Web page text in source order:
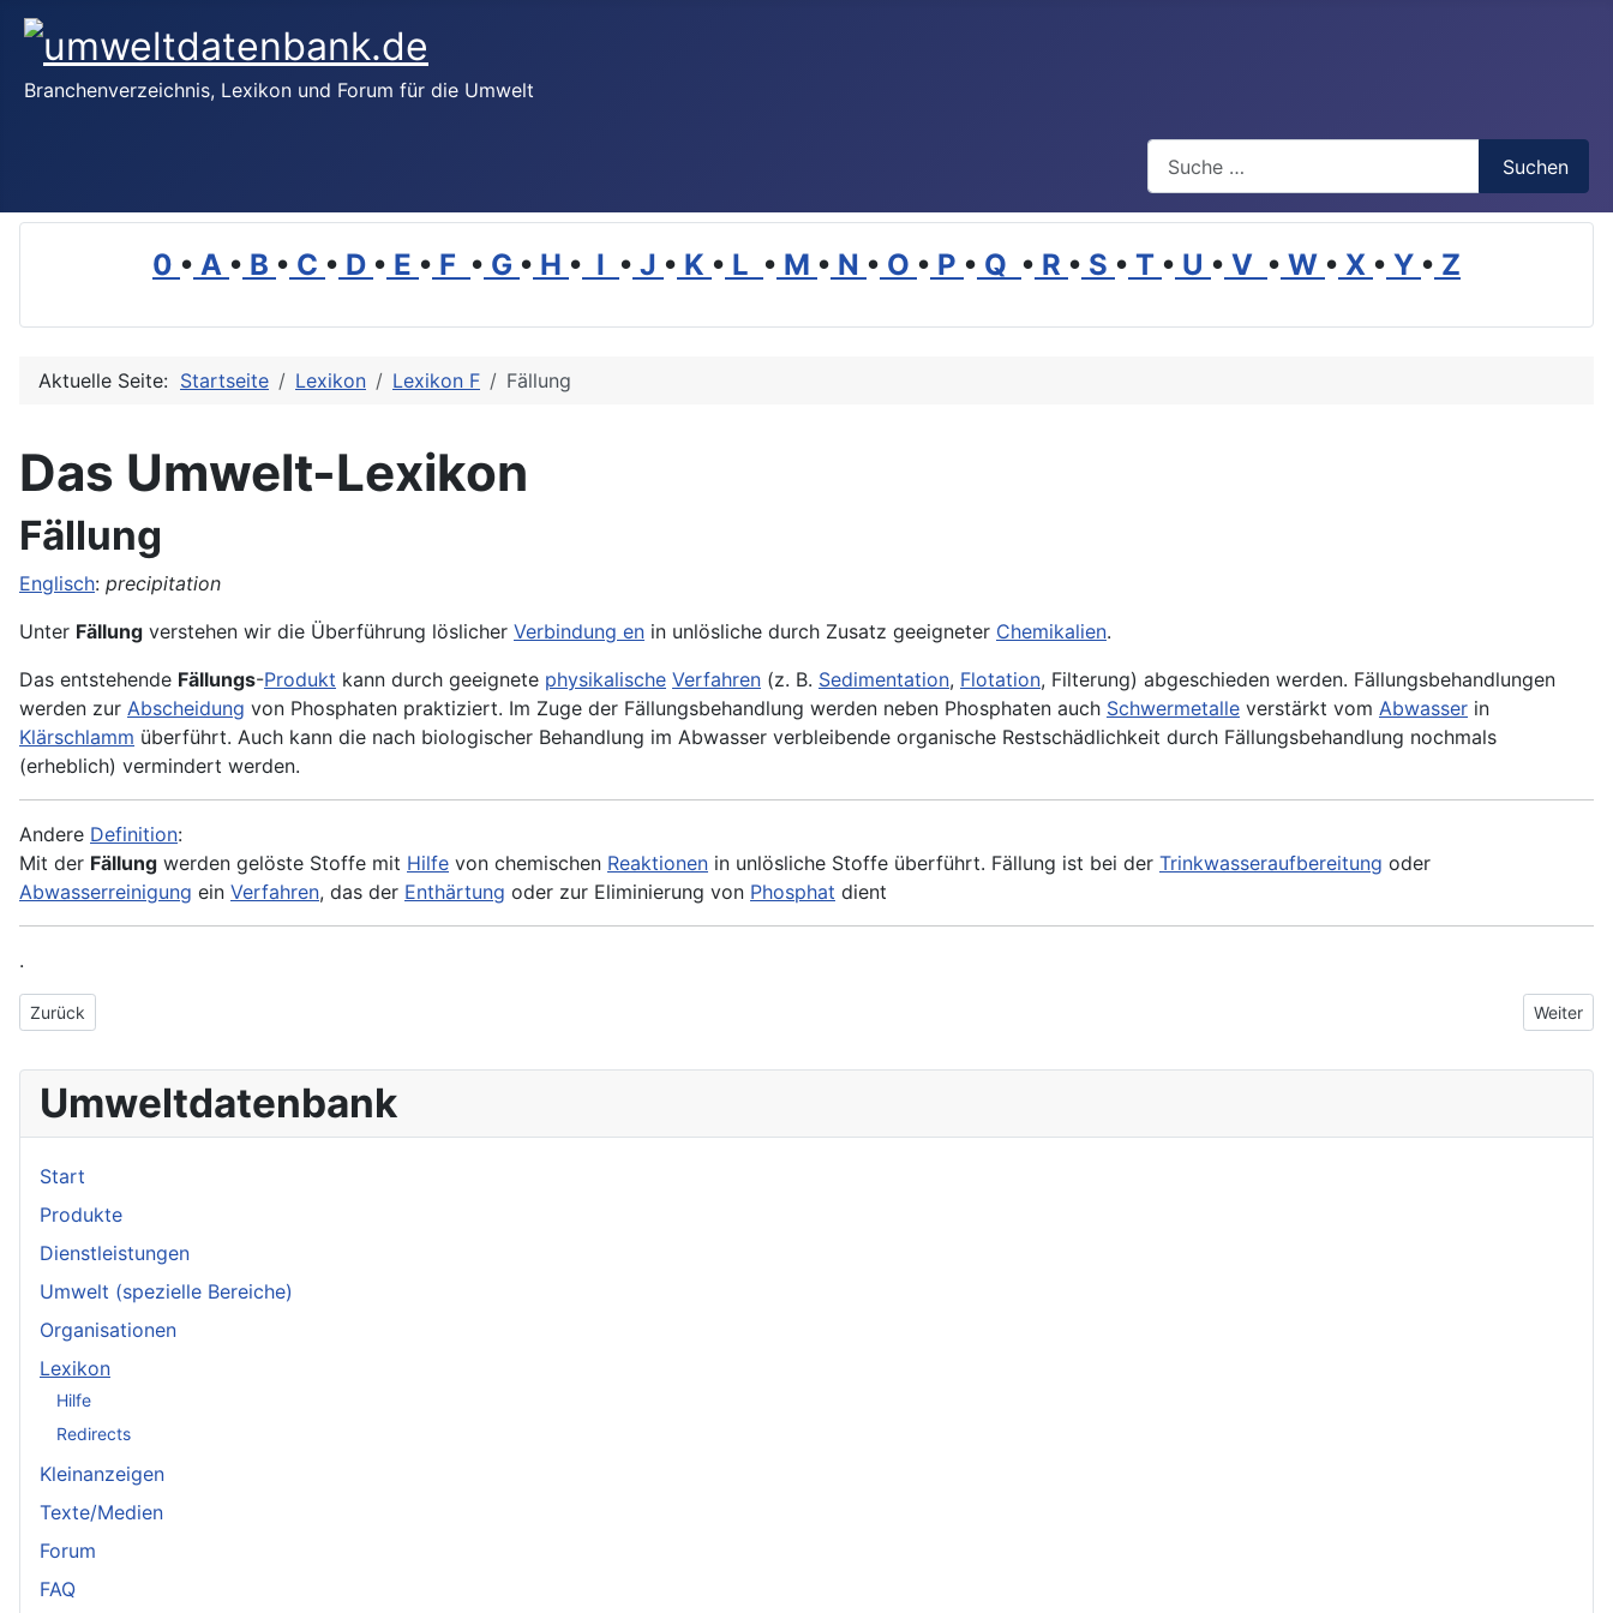
Branchenverzeichnis, Lexikon und Forum für die Umwelt
Suchen
0 • A • B • C • D • E • F • G • H • I • J • K • L • M • N • O • P • Q • R • S • T • U • V • W • X • Y • Z
Aktuelle Seite: Startseite Lexikon Lexikon F Fällung
Das Umwelt-Lexikon
Fällung
Englisch: precipitation
Unter Fällung verstehen wir die Überführung löslicher Verbindung en in unlösliche durch Zusatz geeigneter Chemikalien.
Das entstehende Fällungs-Produkt kann durch geeignete physikalische Verfahren (z. B. Sedimentation, Flotation, Filterung) abgeschieden werden. Fällungsbehandlungen
werden zur Abscheidung von Phosphaten praktiziert. Im Zuge der Fällungsbehandlung werden neben Phosphaten auch Schwermetalle verstärkt vom Abwasser in
Klärschlamm überführt. Auch kann die nach biologischer Behandlung im Abwasser verbleibende organische Restschädlichkeit durch Fällungsbehandlung nochmals
(erheblich) vermindert werden.
Andere Definition:
Mit der Fällung werden gelöste Stoffe mit Hilfe von chemischen Reaktionen in unlösliche Stoffe überführt. Fällung ist bei der Trinkwasseraufbereitung oder
Abwasserreinigung ein Verfahren, das der Enthärtung oder zur Eliminierung von Phosphat dient
.
Vorheriger Beitrag: Fallleitung
Zurück Nächster
Weiter
Umweltdatenbank
Start
Produkte
Dienstleistungen
Umwelt (spezielle Bereiche)
Organisationen
Lexikon
Hilfe
Redirects
Kleinanzeigen
Texte/Medien
Forum
FAQ